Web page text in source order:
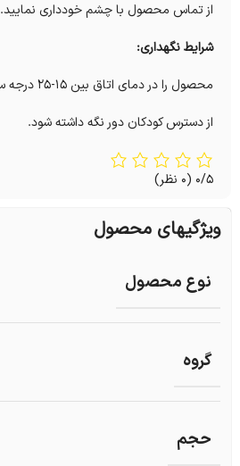
از تماس محصول با چشم خودداری نمایید.
شرایط نگهداری:
محصول را در دمای اتاق بین 15-25 درجه سانتیگراد نگهداری نمایید.
از دسترس کودکان دور نگه داشته شود.
0/5 (0 نظر)
ویژگیهای محصول
نوع محصول
گروه
حجم